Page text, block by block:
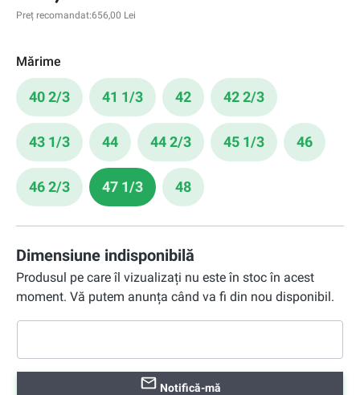
Preț recomandat:656,00 Lei
Mărime
40 2/3 41 1/3 42 42 2/3
43 1/3 44 44 2/3 45 1/3 46
46 2/3 47 1/3 48
Dimensiune indisponibilă
Produsul pe care îl vizualizați nu este în stoc în acest
moment. Vă putem anunța când va fi din nou disponibil.
Notifică-mă